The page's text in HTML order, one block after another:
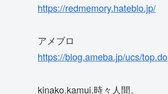
https://redmemory.hateblo.jp/
アメブロ
https://blog.ameba.jp/ucs/top.do
kinako.kamui.時々人間。